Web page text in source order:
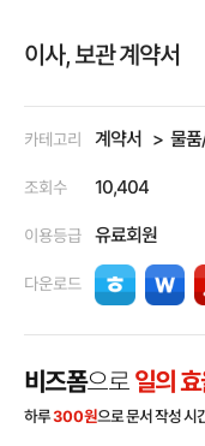
이사, 보관 계약서
카테고리 계약서 물
조회수 10,404
이용등급 유료회원
다운로드
비즈폼으로 일의
하루300원으로 문서 작성 시